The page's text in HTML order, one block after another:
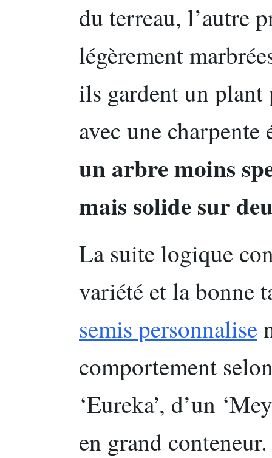
du terreau, l’autre
légèrement
ils gardent un plant
avec une
un arbre moins
mais solide sur
La suite logique
variété et la bonne
semis personnalise
comportement
‘Eureka’, d’un
en grand